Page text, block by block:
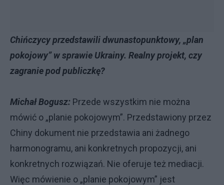
Chińczycy przedstawili dwunastopunktowy, „plan
pokojowy” w sprawie Ukrainy. Realny projekt, czy
zagranie pod publiczkę?
Michał Bogusz: Przede wszystkim nie można
mówić o „planie pokojowym”. Przedstawiony przez
Chiny dokument nie przedstawia ani żadnego
harmonogramu, ani konkretnych propozycji, ani
konkretnych rozwiązań. Nie oferuje też mediacji.
Więc mówienie o „planie pokojowym” jest